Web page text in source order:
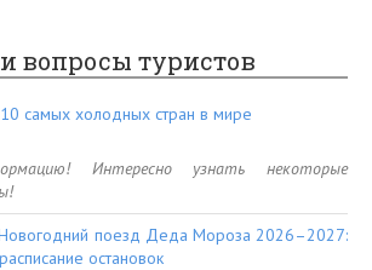
вопросы туристов
10 самых холодных стран в мире
Интересно узнать некоторые
поезд Деда Мороза 2026–2027:
остановок